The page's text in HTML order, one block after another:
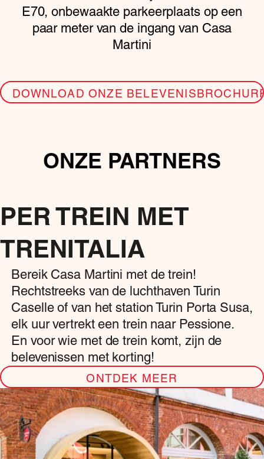
E70, onbewaakte parkeerplaats op een
paar meter van de ingang van Casa
Martini
DOWNLOAD ONZE
ONZE PARTNERS
PER TREIN MET
TRENITALIA
Bereik Casa Martini met de trein!
Rechtstreeks van de luchthaven Turin
Caselle of van het station Turin Porta Susa,
elk uur vertrekt een trein naar Pessione.
En voor wie met de trein komt, zijn de
belevenissen met korting!
ONTDEK MEER